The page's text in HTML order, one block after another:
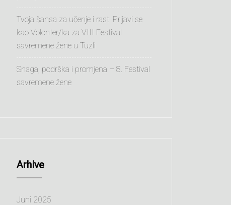
Tvoja šansa za učenje i rast: Prijavi se
kao Volonter/ka za VIII Festival
savremene žene u Tuzli
Snaga, podrška i promjena – 8. Festival
savremene žene
Arhive
Juni 2025